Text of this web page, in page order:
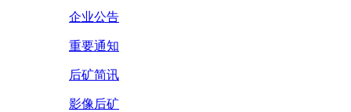
企业公告
重要通知
后矿简讯
影像后矿